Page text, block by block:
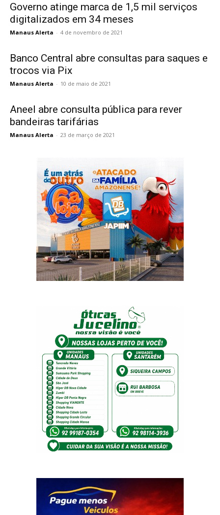
Governo atinge marca de 1,5 mil serviços
digitalizados em 34 meses
Manaus Alerta - 4 de novembro de 2021
Banco Central abre consultas para saques e
trocos via Pix
Manaus Alerta - 10 de maio de 2021
Aneel abre consulta pública para rever
bandeiras tarifárias
Manaus Alerta - 23 de março de 2021